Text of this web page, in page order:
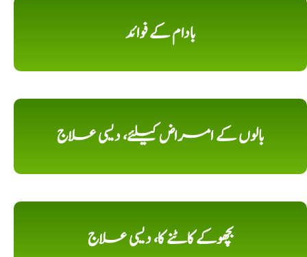
بادام کے فوائد
بالوں کے امراض کیلئے، دیسی علاج
بچھوکے کاٹنے کا، دیسی علاج